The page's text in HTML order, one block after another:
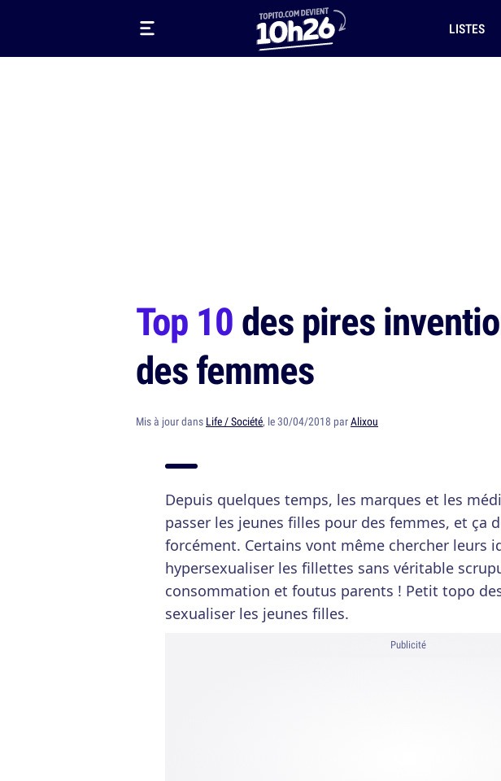
LISTES
Top 10des pires
des femmes
Mis à jour dans Life / Société, le 30/04/2018 parAlixou
Depuis quelques temps, les marques et les
passer les jeunes filles pour des femmes, et ça
forcément. Certains vont même chercher leurs
hypersexualiser les fillettes sans véritable
consommation et foutus parents ! Petit topo
sexualiser les jeunes filles.
Publicité